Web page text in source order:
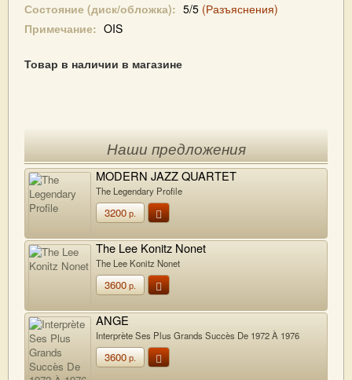
Состояние (диск/обложка): 5/5 (Разъяснения)
Примечание: OIS
Товар в наличии в магазине
Наши предложения
MODERN JAZZ QUARTET
The Legendary Profile
3200р.
The Lee Konitz Nonet
The Lee Konitz Nonet
3600р.
ANGE
Interprète Ses Plus Grands Succès De 1972 À 1976
3600р.